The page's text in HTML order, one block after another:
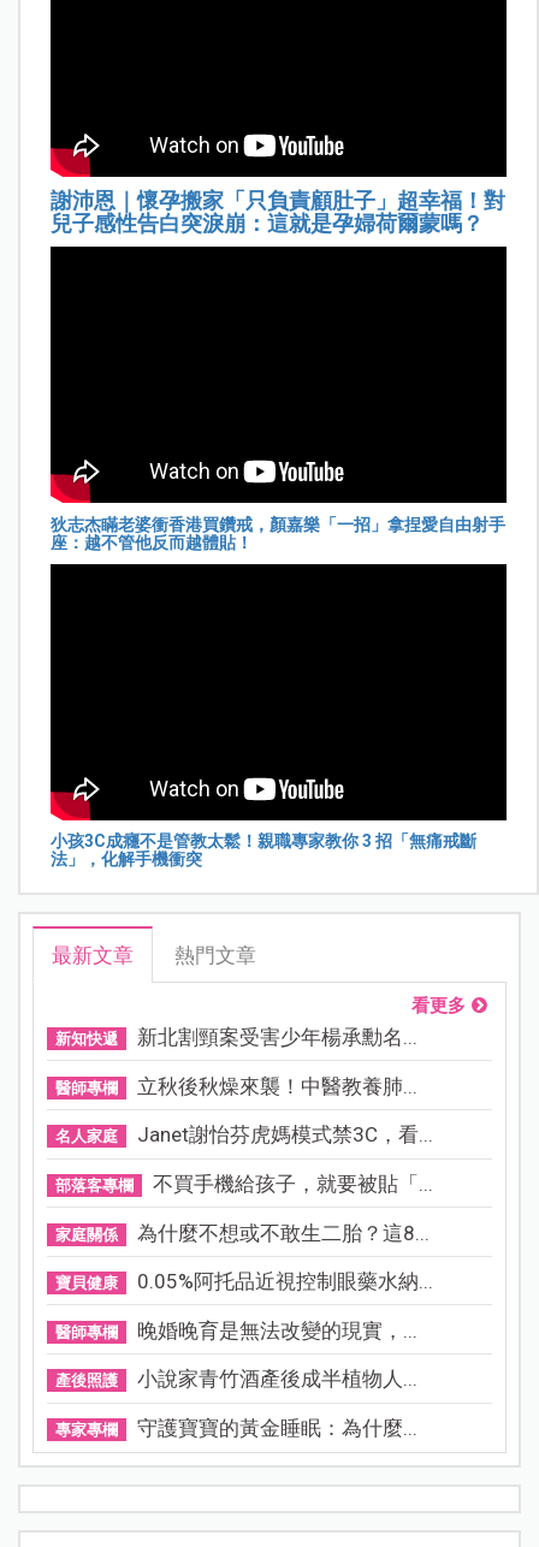
謝沛恩｜懷孕搬家「只負責顧肚子」超幸福！對
兒子感性告白突淚崩：這就是孕婦荷爾蒙嗎？
狄志杰瞞老婆衝香港買鑽戒，顏嘉樂「一招」拿捏愛自由射手
座：越不管他反而越體貼！
小孩3C成癮不是管教太鬆！親職專家教你 3 招「無痛戒斷
法」，化解手機衝突
最新文章 熱門文章
看更多
新知快遞 新北割頸案受害少年楊承勳名...
醫師專欄 立秋後秋燥來襲！中醫教養肺...
名人家庭 Janet謝怡芬虎媽模式禁3C，看...
部落客專欄 不買手機給孩子，就要被貼「...
家庭關係 為什麼不想或不敢生二胎？這8...
寶貝健康 0.05%阿托品近視控制眼藥水納...
醫師專欄 晚婚晚育是無法改變的現實，...
產後照護 小說家青竹酒產後成半植物人...
專家專欄 守護寶寶的黃金睡眠：為什麼...